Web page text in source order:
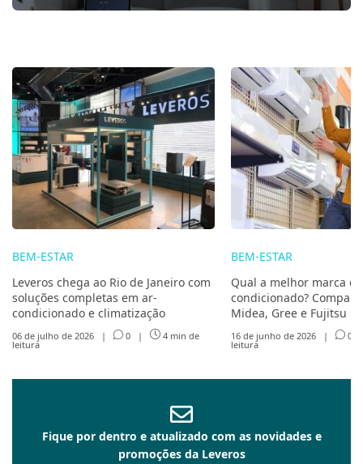
BEM-ESTAR
Leveros chega ao Rio de Janeiro com
soluções completas em ar-
condicionado e climatização
06 de julho de 2026 | 0 | 4 min de
leitura
BEM-ESTAR
Qual a melhor marca
condicionado?
Midea, Gree e Fujitsu
16 de junho de 2026 | 0
leitura
Fique por dentro e atualizado com as novidades e
promoções da Leveros